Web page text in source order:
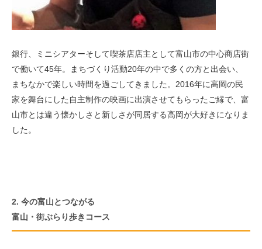
銀行、ミニシアターそして喫茶店店主として富山市の中心商店街
で働いて45年。まちづくり活動20年の中で多くの方と出会い、
まちなかで楽しい時間を過ごしてきました。2016年に高岡の民
家を舞台にした自主制作の映画に出演させてもらったご縁で、富
山市とは違う懐かしさと新しさが同居する高岡が大好きになりま
した。
2. 今の富山とつながる
富山・街ぶらり歩きコース